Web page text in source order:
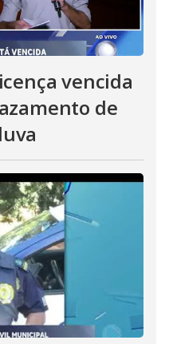
vencida
de